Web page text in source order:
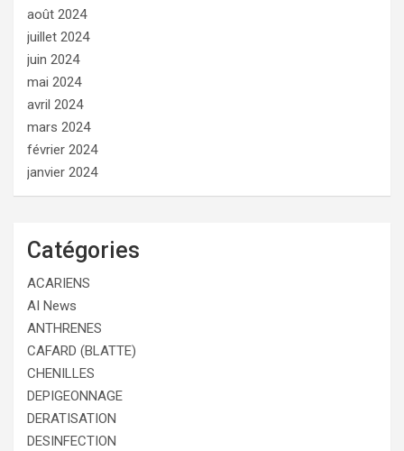
août 2024
juillet 2024
juin 2024
mai 2024
avril 2024
mars 2024
février 2024
janvier 2024
Catégories
ACARIENS
AI News
ANTHRENES
CAFARD (BLATTE)
CHENILLES
DEPIGEONNAGE
DERATISATION
DESINFECTION